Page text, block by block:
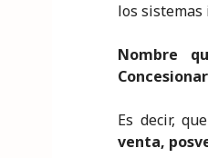
los
Nombre
Es decir,
venta,